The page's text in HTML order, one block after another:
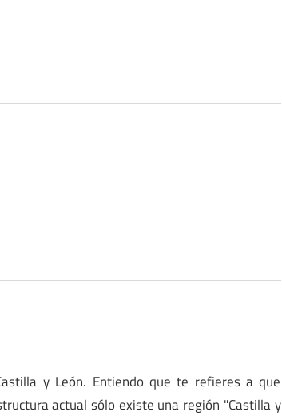
y León. Entiendo que te refieres a que
actual sólo existe una región "Castilla y